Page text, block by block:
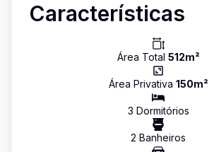
Características
Área Total 512m²
Área Privativa 150m²
3 Dormitórios
2 Banheiros